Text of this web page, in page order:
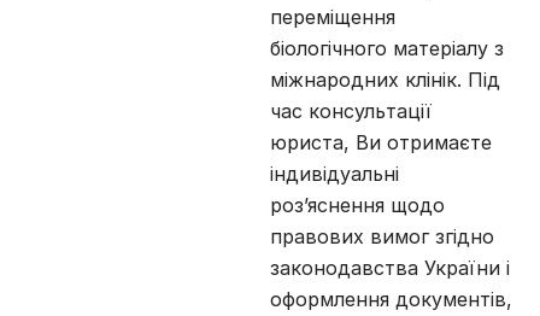
переміщення
біологічного матеріалу з
міжнародних клінік. Під
час консультації
юриста, Ви отримаєте
індивідуальні
роз’яснення щодо
правових вимог згідно
законодавства України і
оформлення документів,